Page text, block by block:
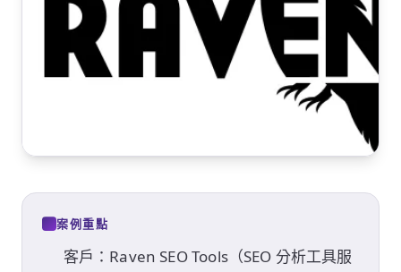
案例重點
客戶：Raven SEO Tools（SEO 分析工具服